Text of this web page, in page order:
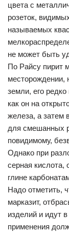
цвета с
розеток,
называемых
не может быть
По Райсу пирит
месторождении,
земли, его
как он на
железа, а затем
для смешанных
повидимому,
Однако при
серная
глине
Надо отметить,
марказит,
изделий и идут
применения